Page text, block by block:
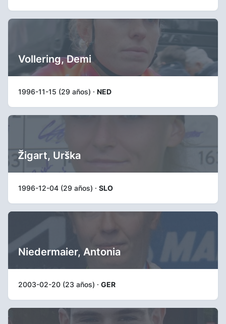
Vollering, Demi
1996-11-15 (29 años) · NED
Žigart, Urška
1996-12-04 (29 años) · SLO
Niedermaier, Antonia
2003-02-20 (23 años) · GER